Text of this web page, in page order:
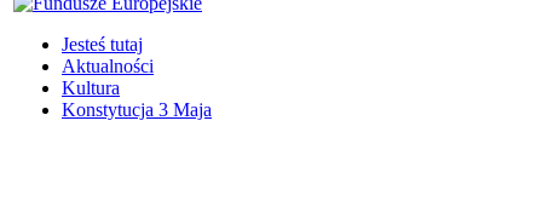
Jesteś tutaj
Aktualności
Kultura
Konstytucja 3 Maja